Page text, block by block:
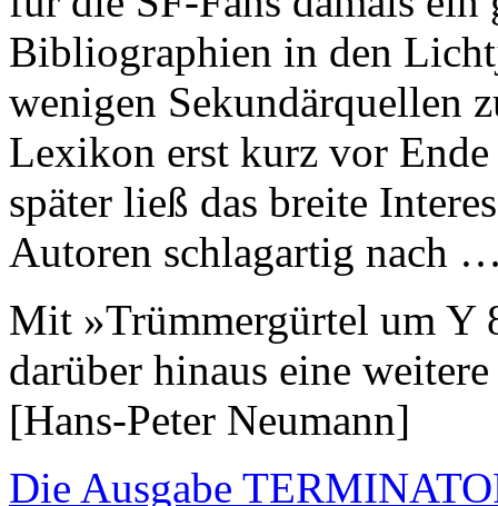
Bibliographien in den
wenigen Sekundärquellen
Lexikon erst kurz vor
später ließ das breite
Autoren schlagartig nach
Mit »Trümmergürtel um Y
darüber hinaus eine
[Hans-Peter Neumann]
Die Ausgabe